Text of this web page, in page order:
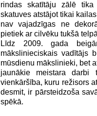
rindas skatītāju zālē
skatuves atstājot tikai
nav vajadzīgas ne
pietiek ar cilvēku tukšā
Līdz 2009. gada
mākslinieciskais vadītājs
mūsdienu mākslinieki, bet
jaunākie meistara darbi
vienkāršība, kuru režisors
desmit, ir pārsteidzoša
spēkā.